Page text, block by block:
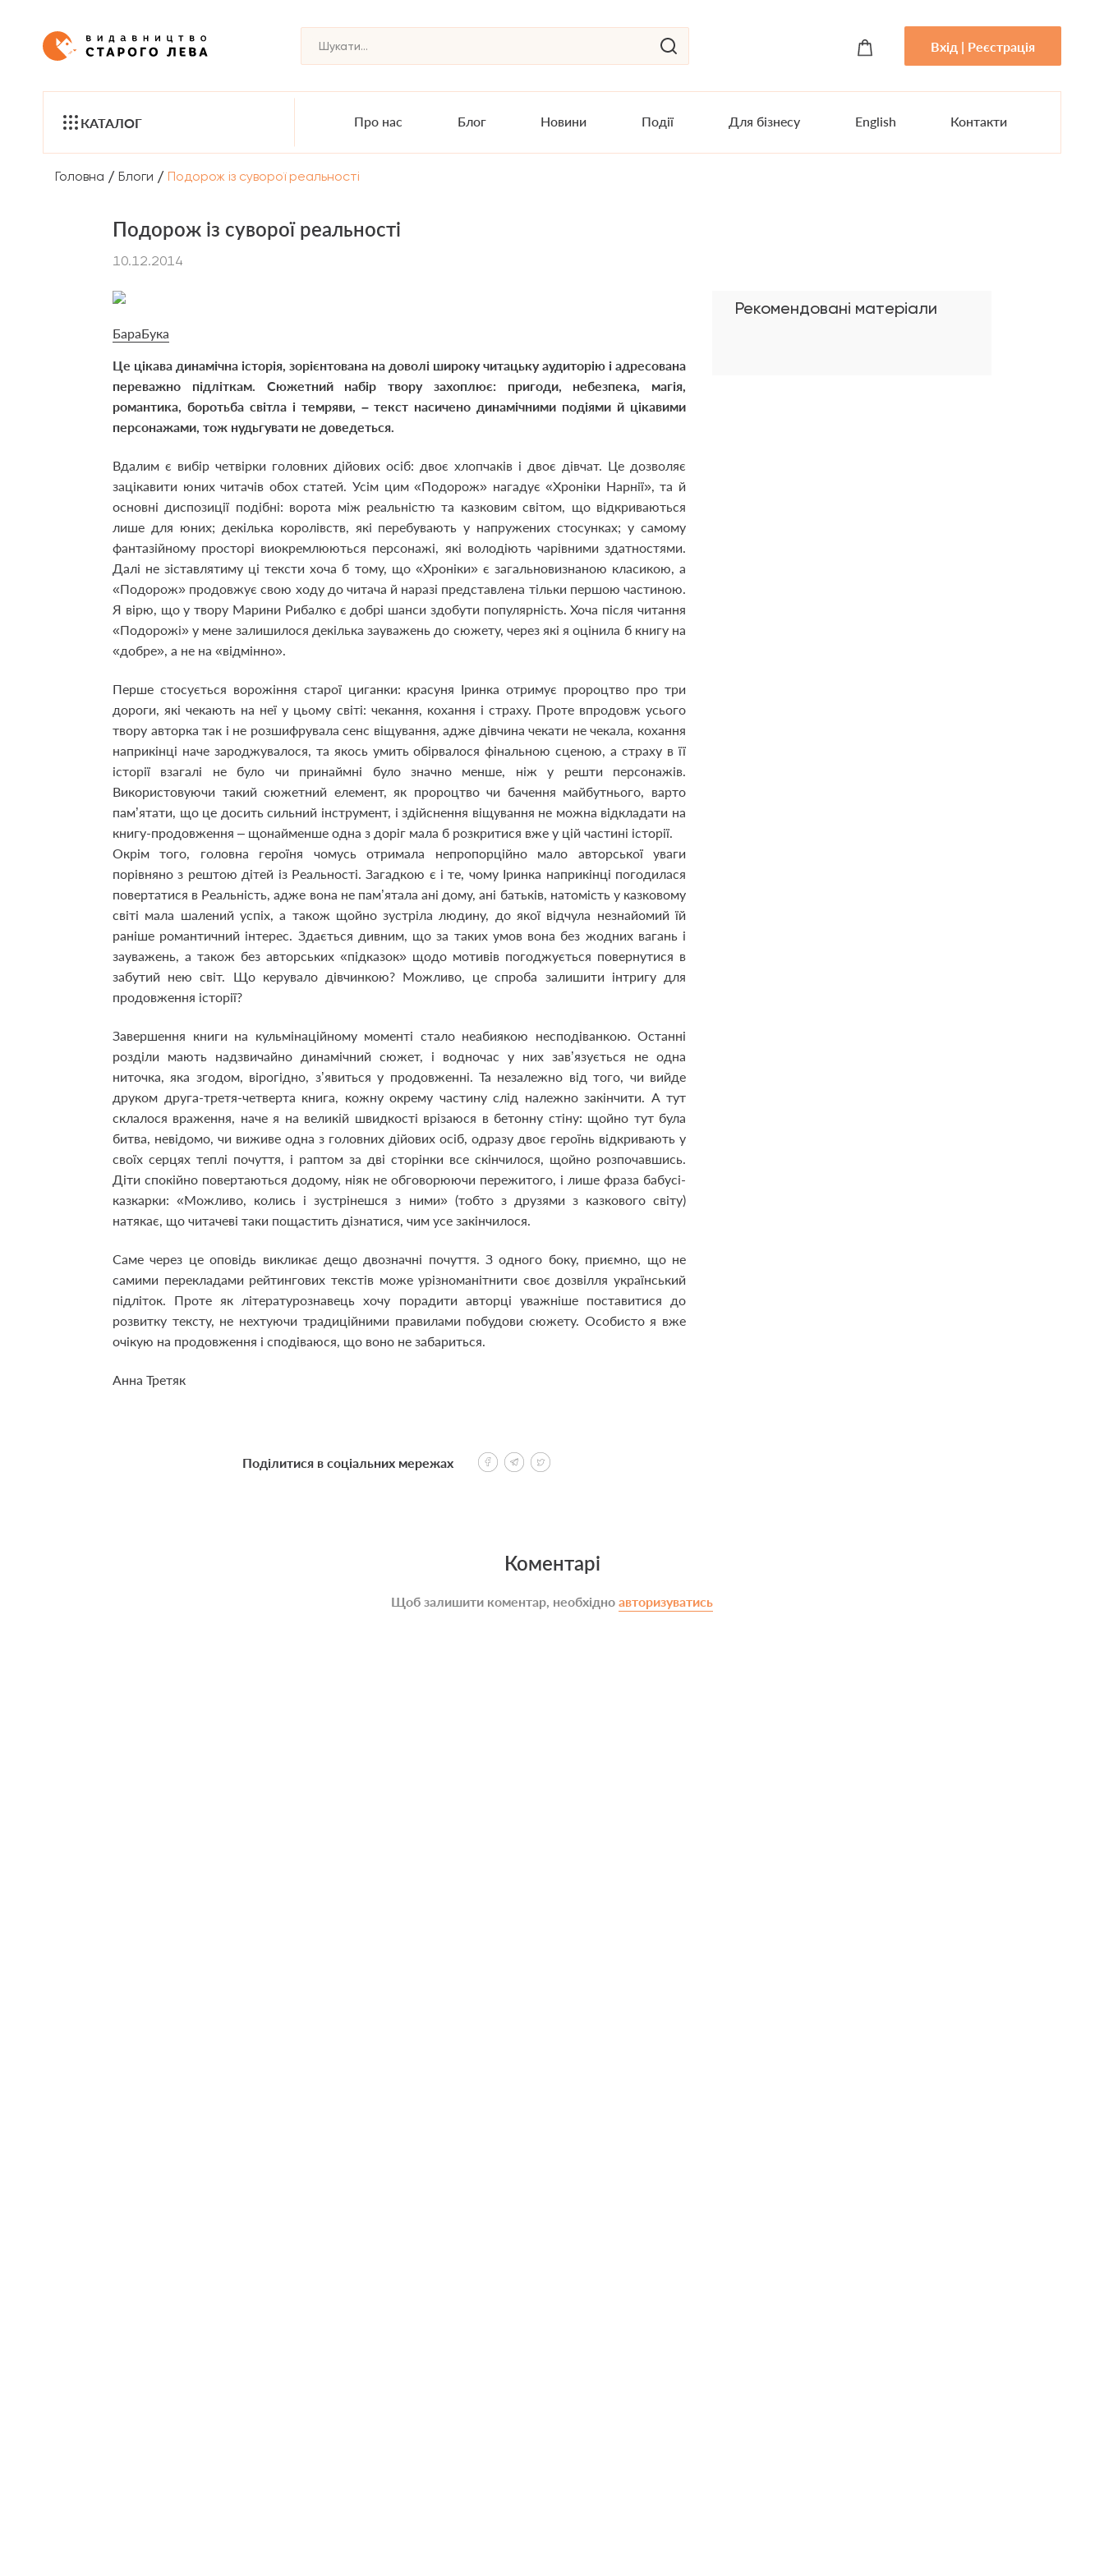
Вхід | Реєстрація
КАТАЛОГ Про нас Блог Новини Події Для бізнесу English Контакти
Головна / Блоги / Подорож із суворої реальності
Подорож із суворої реальності
10.12.2014
БараБука
Це цікава динамічна історія, зорієнтована на доволі широку читацьку аудиторію і адресована
переважно підліткам. Сюжетний набір твору захоплює: пригоди, небезпека, магія,
романтика, боротьба світла і темряви, – текст насичено динамічними подіями й цікавими
персонажами, тож нудьгувати не доведеться.
Вдалим є вибір четвірки головних дійових осіб: двоє хлопчаків і двоє дівчат. Це дозволяє
зацікавити юних читачів обох статей. Усім цим «Подорож» нагадує «Хроніки Нарнії», та й
основні диспозиції подібні: ворота між реальністю та казковим світом, що відкриваються
лише для юних; декілька королівств, які перебувають у напружених стосунках; у самому
фантазійному просторі виокремлюються персонажі, які володіють чарівними здатностями.
Далі не зіставлятиму ці тексти хоча б тому, що «Хроніки» є загальновизнаною класикою, а
«Подорож» продовжує свою ходу до читача й наразі представлена тільки першою частиною.
Я вірю, що у твору Марини Рибалко є добрі шанси здобути популярність. Хоча після читання
«Подорожі» у мене залишилося декілька зауважень до сюжету, через які я оцінила б книгу на
«добре», а не на «відмінно».
Перше стосується ворожіння старої циганки: красуня Іринка отримує пророцтво про три
дороги, які чекають на неї у цьому світі: чекання, кохання і страху. Проте впродовж усього
твору авторка так і не розшифрувала сенс віщування, адже дівчина чекати не чекала, кохання
наприкінці наче зароджувалося, та якось умить обірвалося фінальною сценою, а страху в її
історії взагалі не було чи принаймні було значно менше, ніж у решти персонажів.
Використовуючи такий сюжетний елемент, як пророцтво чи бачення майбутнього, варто
пам’ятати, що це досить сильний інструмент, і здійснення віщування не можна відкладати на
книгу-продовження – щонайменше одна з доріг мала б розкритися вже у цій частині історії.
Окрім того, головна героїня чомусь отримала непропорційно мало авторської уваги
порівняно з рештою дітей із Реальності. Загадкою є і те, чому Іринка наприкінці погодилася
повертатися в Реальність, адже вона не пам’ятала ані дому, ані батьків, натомість у казковому
світі мала шалений успіх, а також щойно зустріла людину, до якої відчула незнайомий їй
раніше романтичний інтерес. Здається дивним, що за таких умов вона без жодних вагань і
зауважень, а також без авторських «підказок» щодо мотивів погоджується повернутися в
забутий нею світ. Що керувало дівчинкою? Можливо, це спроба залишити інтригу для
продовження історії?
Завершення книги на кульмінаційному моменті стало неабиякою несподіванкою. Останні
розділи мають надзвичайно динамічний сюжет, і водночас у них зав’язується не одна
ниточка, яка згодом, вірогідно, з’явиться у продовженні. Та незалежно від того, чи вийде
друком друга-третя-четверта книга, кожну окрему частину слід належно закінчити. А тут
склалося враження, наче я на великій швидкості врізаюся в бетонну стіну: щойно тут була
битва, невідомо, чи виживе одна з головних дійових осіб, одразу двоє героїнь відкривають у
своїх серцях теплі почуття, і раптом за дві сторінки все скінчилося, щойно розпочавшись.
Діти спокійно повертаються додому, ніяк не обговорюючи пережитого, і лише фраза бабусі-
казкарки: «Можливо, колись і зустрінешся з ними» (тобто з друзями з казкового світу)
натякає, що читачеві таки пощастить дізнатися, чим усе закінчилося.
Саме через це оповідь викликає дещо двозначні почуття. З одного боку, приємно, що не
самими перекладами рейтингових текстів може урізноманітнити своє дозвілля український
підліток. Проте як літературознавець хочу порадити авторці уважніше поставитися до
розвитку тексту, не нехтуючи традиційними правилами побудови сюжету. Особисто я вже
очікую на продовження і сподіваюся, що воно не забариться.
Анна Третяк
Рекомендовані матеріали
Поділитися в соціальних мережах
Коментарі
Щоб залишити коментар, необхідно авторизуватись